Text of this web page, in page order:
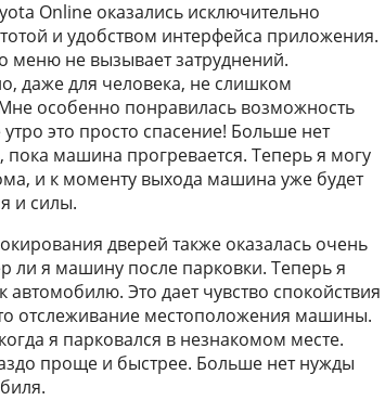
Online оказались исключительно
и удобством интерфейса приложения.
меню не вызывает затруднений.
даже для человека, не слишком
особенно понравилась возможность
это просто спасение! Больше нет
машина прогревается. Теперь я могу
и к моменту выхода машина уже будет
и силы.
дверей также оказалась очень
ли я машину после парковки. Теперь я
Это дает чувство спокойствия
отслеживание местоположения машины.
я парковался в незнакомом месте.
проще и быстрее. Больше нет нужды